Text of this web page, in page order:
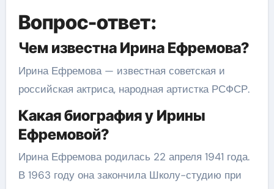
Вопрос-ответ:
Чем известна Ирина Ефремова?
Ирина Ефремова — известная советская и
российская актриса, народная артистка РСФСР.
Какая биография у Ирины
Ефремовой?
Ирина Ефремова родилась 22 апреля 1941 года.
В 1963 году она закончила Школу-студию при